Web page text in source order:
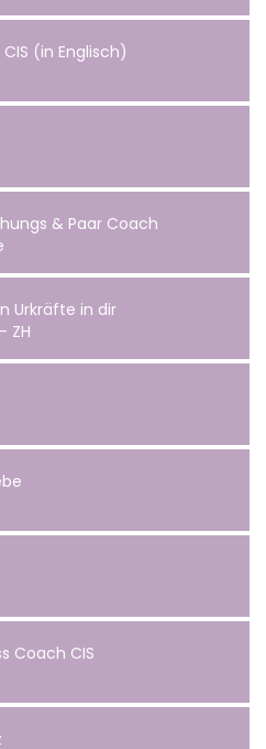
(in Englisch)
& Paar Coach
Urkräfte in dir
ZH
Coach CIS